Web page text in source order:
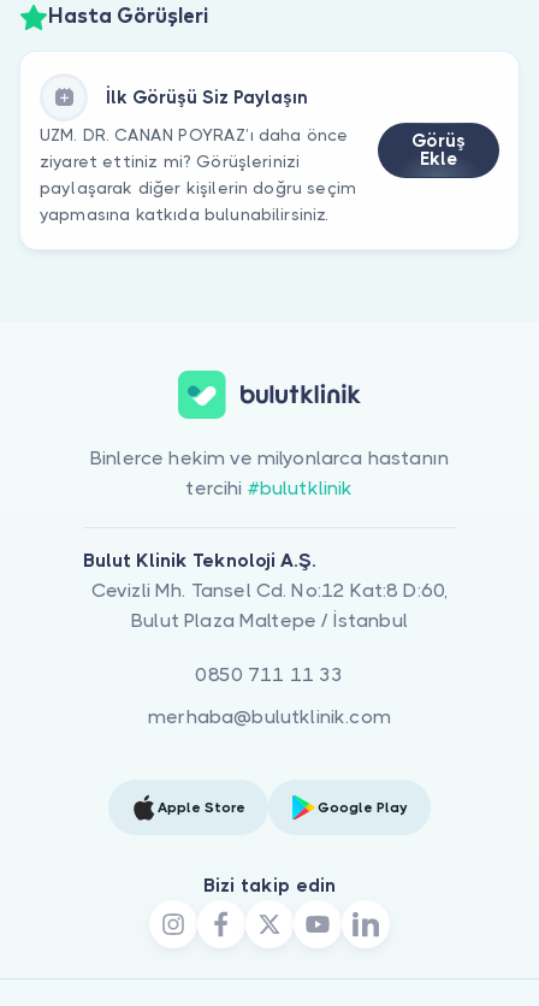
Hasta Görüşleri
İlk Görüşü Siz Paylaşın
UZM. DR. CANAN POYRAZ’ı daha önce
ziyaret ettiniz mi? Görüşlerinizi
paylaşarak diğer kişilerin doğru seçim
yapmasına katkıda bulunabilirsiniz.
Görüş
Ekle
Binlerce hekim ve milyonlarca hastanın
tercihi #bulutklinik
Bulut Klinik Teknoloji A.Ş.
Cevizli Mh. Tansel Cd. No:12 Kat:8 D:60,
Bulut Plaza Maltepe / İstanbul
0850 711 11 33
merhaba@bulutklinik.com
Apple Store Google Play
Bizi takip edin